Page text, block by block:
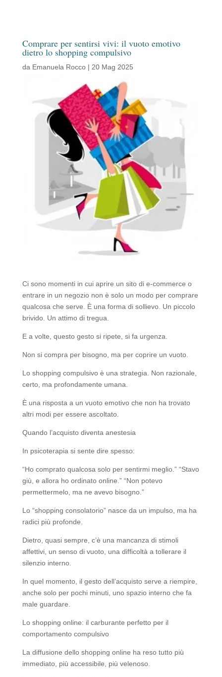
Comprare per sentirsi vivi: il vuoto emotivo
dietro lo shopping compulsivo
da Emanuela Rocco| 20 Mag 2025
Ci sono momenti in cui aprire un sito di e-commerce o
entrare in un negozio non è solo un modo per comprare
qualcosa che serve. È una forma di sollievo. Un piccolo
brivido. Un attimo di tregua.
E a volte, questo gesto si ripete, si fa urgenza.
Non si compra per bisogno, ma per coprire un vuoto.
Lo shopping compulsivo è una strategia. Non razionale,
certo, ma profondamente umana.
È una risposta a un vuoto emotivo che non ha trovato
altri modi per essere ascoltato.
Quando l’acquisto diventa anestesia
In psicoterapia si sente dire spesso:
“Ho comprato qualcosa solo per sentirmi meglio.” “Stavo
giù, e allora ho ordinato online.” “Non potevo
permettermelo, ma ne avevo bisogno.”
Lo “shopping consolatorio” nasce da un impulso, ma ha
radici più profonde.
Dietro, quasi sempre, c’è una mancanza di stimoli
affettivi, un senso di vuoto, una difficoltà a tollerare il
silenzio interno.
In quel momento, il gesto dell’acquisto serve a riempire,
anche solo per pochi minuti, uno spazio interno che fa
male guardare.
Lo shopping online: il carburante perfetto per il
comportamento compulsivo
La diffusione dello shopping online ha reso tutto più
immediato, più accessibile, più velenoso.